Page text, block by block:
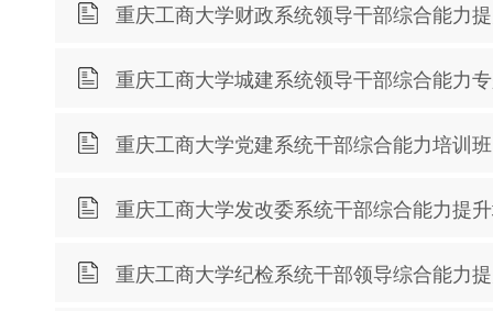
重庆工商大学财政系统领导干部综合能力
重庆工商大学城建系统领导干部综合能力
重庆工商大学党建系统干部综合能力培训班
重庆工商大学发改委系统干部综合能力提
重庆工商大学纪检系统干部领导综合能力